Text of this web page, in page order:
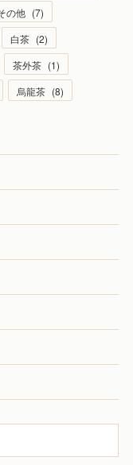
の他 (7)
白茶 (2)
茶外茶 (1)
烏龍茶 (8)